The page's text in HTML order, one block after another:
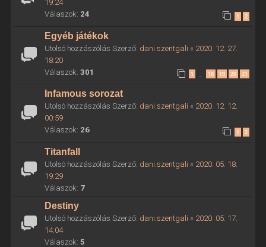
19:24
Válaszok: 24 1 2
Egyéb játékok
Utolsó hozzászólás Szerző: dani.szentgali « 2020. 12. 27.
18:20
Válaszok: 301 1 18 19 20 21
Infamous sorozat
Utolsó hozzászólás Szerző: dani.szentgali « 2020. 12. 12.
00:59
Válaszok: 26 1 2
Titanfall
Utolsó hozzászólás Szerző: dani.szentgali « 2020. 05. 18.
19:29
Válaszok: 7
Destiny
Utolsó hozzászólás Szerző: dani.szentgali « 2020. 05. 17.
14:04
Válaszok: 5